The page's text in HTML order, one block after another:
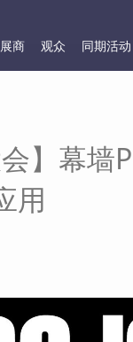
展商 观众 同期活动
】幕墙
用